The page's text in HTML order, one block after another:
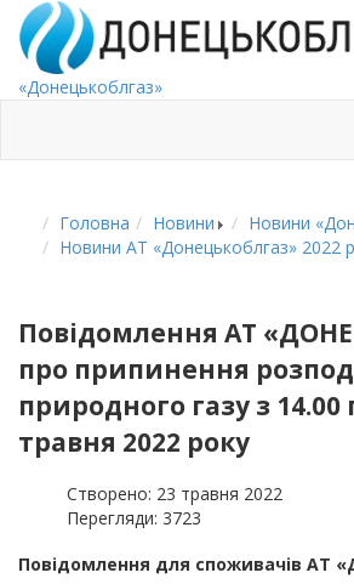
«Донецькоблгаз»
Головна Новини
Новини
Новини АТ «Донецькоблгаз» 2022
Повідомлення АТ
про припинення
природного газу з
травня 2022 року
Створено: 23 травня 2022
Перегляди: 3723
Повідомлення для споживачів АТ